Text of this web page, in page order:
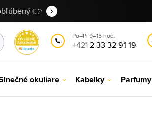
👉
Po–Pi 9–15 hod.
+4212 33 32 91 19
okuliare Kabelky Parfumy